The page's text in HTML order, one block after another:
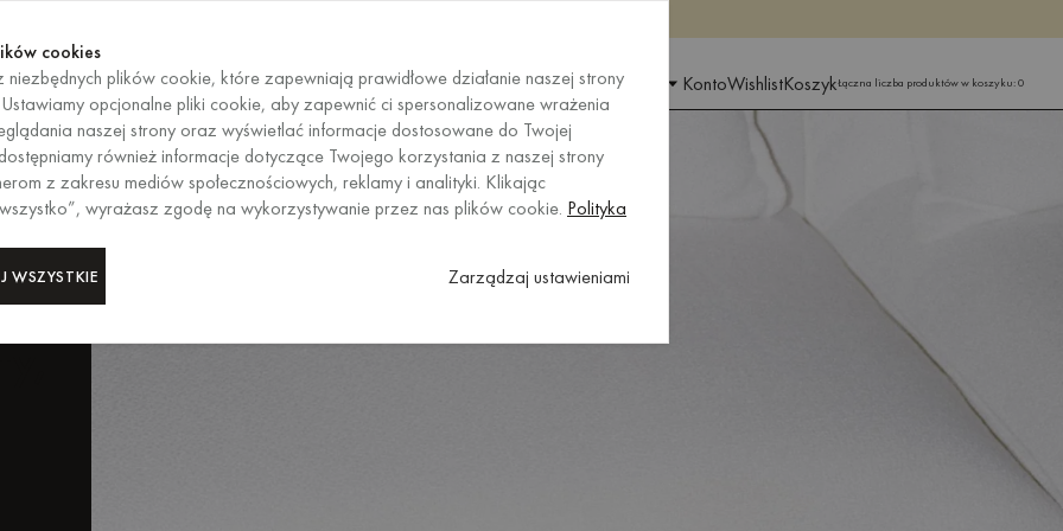
PL/EURWYBÓR REGIONU I JĘZYKA KontoWishlistKoszykŁączna liczba produktów w koszyku:0
i
cookies
niezbędnych plików cookie, które zapewniają prawidłowe działanie naszej strony
opcjonalne pliki cookie, aby zapewnić ci spersonalizowane wrażenia
naszej strony oraz wyświetlać informacje dostosowane do Twojej
również informacje dotyczące Twojego korzystania z naszej strony
z zakresu mediów społecznościowych, reklamy i analityki. Klikając
wyrażasz zgodę na wykorzystywanie przez nas plików cookie. Polityka
WSZYSTKIE Zarządzaj ustawieniami